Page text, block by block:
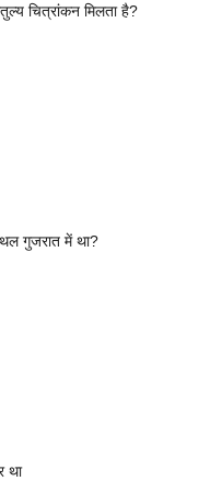
चित्रांकन मिलता है?
गुजरात में था?
था